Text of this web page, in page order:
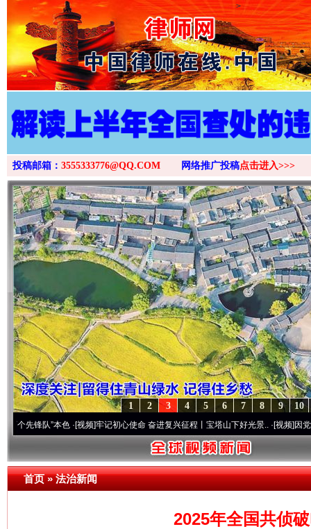
>
投稿邮箱： 3555333776@QQ.COM 网络推广投稿点击进入>>>
10
9
8
7
6
5
4
3
2
1
”本色·[视频]牢记初心使命 奋进复兴征程丨宝塔山下好光景..·[视频]因党而生 为党
首页»法治新闻
2025年全国共侦